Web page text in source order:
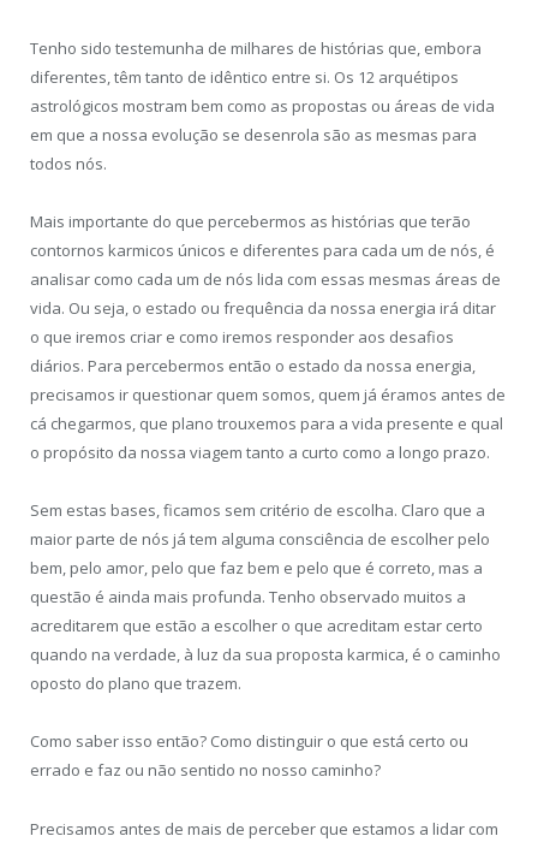
Tenho sido testemunha de milhares de histórias que, embora
diferentes, têm tanto de idêntico entre si. Os 12 arquétipos
astrológicos mostram bem como as propostas ou áreas de vida
em que a nossa evolução se desenrola são as mesmas para
todos nós.
Mais importante do que percebermos as histórias que terão
contornos karmicos únicos e diferentes para cada um de nós, é
analisar como cada um de nós lida com essas mesmas áreas de
vida. Ou seja, o estado ou frequência da nossa energia irá ditar
o que iremos criar e como iremos responder aos desafios
diários. Para percebermos então o estado da nossa energia,
precisamos ir questionar quem somos, quem já éramos antes de
cá chegarmos, que plano trouxemos para a vida presente e qual
o propósito da nossa viagem tanto a curto como a longo prazo.
Sem estas bases, ficamos sem critério de escolha. Claro que a
maior parte de nós já tem alguma consciência de escolher pelo
bem, pelo amor, pelo que faz bem e pelo que é correto, mas a
questão é ainda mais profunda. Tenho observado muitos a
acreditarem que estão a escolher o que acreditam estar certo
quando na verdade, à luz da sua proposta karmica, é o caminho
oposto do plano que trazem.
Como saber isso então? Como distinguir o que está certo ou
errado e faz ou não sentido no nosso caminho?
Precisamos antes de mais de perceber que estamos a lidar com